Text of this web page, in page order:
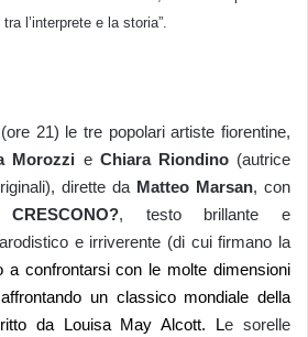
l’interprete e la storia”
(ore 21) le tre popolari artiste fiorentine,
Morozzi e Chiara Riondino (autrice
), dirette da Matteo Marsan, con
, testo brillante e
e irriverente (di cui firmano la
a confrontarsicon le molte dimensioni
affrontando un classico mondiale della
daLouisa May Alcott. Le sorelle